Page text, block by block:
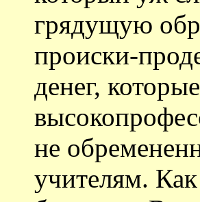
грядущую
происки-
денег,
не
учителям.